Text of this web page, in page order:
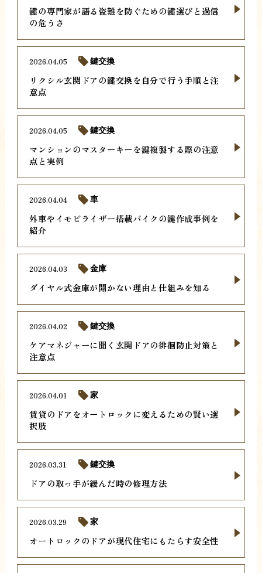
鍵の専門家が語る盗難を防ぐための鍵選びと過信
の危うさ
リクシル玄関ドアの鍵交換を自分で行う手順と注
意点
2026.04.05 鍵交換
マンションのマスターキーを鍵複製する際の注意
点と実例
2026.04.05 鍵交換
外車やイモビライザー搭載バイクの鍵作成事例を
紹介
2026.04.04 車
ダイヤル式金庫が開かない理由と仕組みを知る
2026.04.03 金庫
ケアマネジャーに聞く玄関ドアの徘徊防止対策と
注意点
2026.04.02 鍵交換
賃貸のドアをオートロックに変えるための賢い選
択肢
2026.04.01 家
ドアの取っ手が緩んだ時の修理方法
2026.03.31 鍵交換
オートロックのドアが現代住宅にもたらす安全性
2026.03.29 家